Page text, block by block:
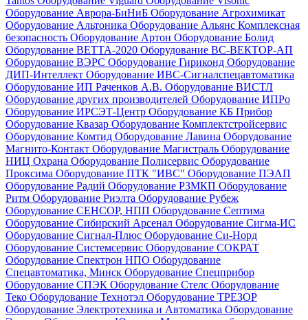
Оборудование Аврора-БиНиБ Оборудование Агрохимикат
Оборудование Альтоника Оборудование Альянс Комплексная
безопасность Оборудование Артон Оборудование Болид
Оборудование ВЕТТА-2020 Оборудование ВС-ВЕКТОР-АП
Оборудование ВЭРС Оборудование Гириконд Оборудование
ДИП-Интеллект Оборудование ИВС-Сигналспецавтоматика
Оборудование ИП Раченков А.В. Оборудование ВИСТЛ
Оборудование других производителей Оборудование ИПРо
Оборудование ИРСЭТ-Центр Оборудование КБ Прибор
Оборудование Квазар Оборудование Комплектстройсервис
Оборудование Комтид Оборудование Лавина Оборудование
Магнито-Контакт Оборудование Магистраль Оборудование
НИЦ Охрана Оборудование Полисервис Оборудование
Проксима Оборудование ПТК "ИВС" Оборудование ПЭАП
Оборудование Радий Оборудование РЗМКП Оборудование
Ритм Оборудование Риэлта Оборудование Рубеж
Оборудование СЕНСОР, НПП Оборудование Септима
Оборудование Сибирский Арсенал Оборудование Сигма-ИС
Оборудование Сигнал-Плюс Оборудование Си-Норд
Оборудование Системсервис Оборудование СОКРАТ
Оборудование Спектрон НПО Оборудование
Спецавтоматика, Минск Оборудование Спецприбор
Оборудование СПЭК Оборудование Стелс Оборудование
Теко Оборудование Технотэл Оборудование ТРЕЗОР
Оборудование Электротехника и Автоматика Оборудование